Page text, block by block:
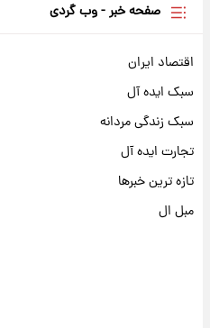
صفحه خبر - وب گردی
اقتصاد ایران
سبک ایده آل
سبک زندگی مردانه
تجارت ایده آل
تازه ترین خبرها
مبل ال